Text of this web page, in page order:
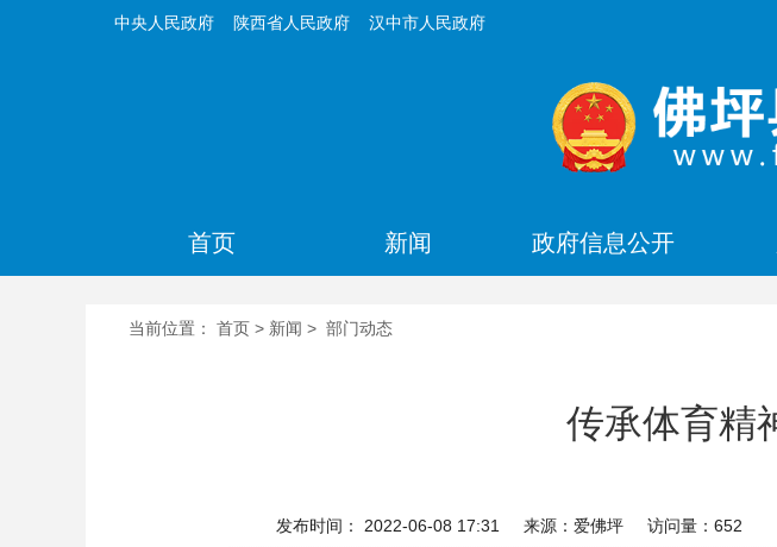
中央人民政府 陕西省人民政府 汉中市人民政府
首页 新闻 政府信息公开
当前位置： 首页 > 新闻 > 部门动态
传承体育精
发布时间： 2022-06-08 17:31 来源：爱佛坪 访问量： 652